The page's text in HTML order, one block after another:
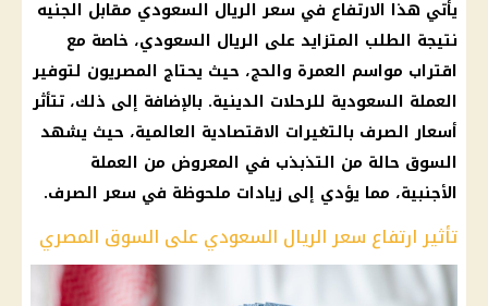
يأتي هذا الارتفاع في سعر الريال السعودي مقابل الجنيه
نتيجة الطلب المتزايد على الريال السعودي، خاصة مع
اقتراب مواسم العمرة والحج، حيث يحتاج المصريون لتوفير
العملة السعودية للرحلات الدينية. بالإضافة إلى ذلك، تتأثر
أسعار الصرف بالتغيرات الاقتصادية العالمية، حيث يشهد
السوق حالة من التذبذب في المعروض من العملة
الأجنبية، مما يؤدي إلى زيادات ملحوظة في سعر الصرف.
تأثير ارتفاع سعر الريال السعودي على السوق المصري